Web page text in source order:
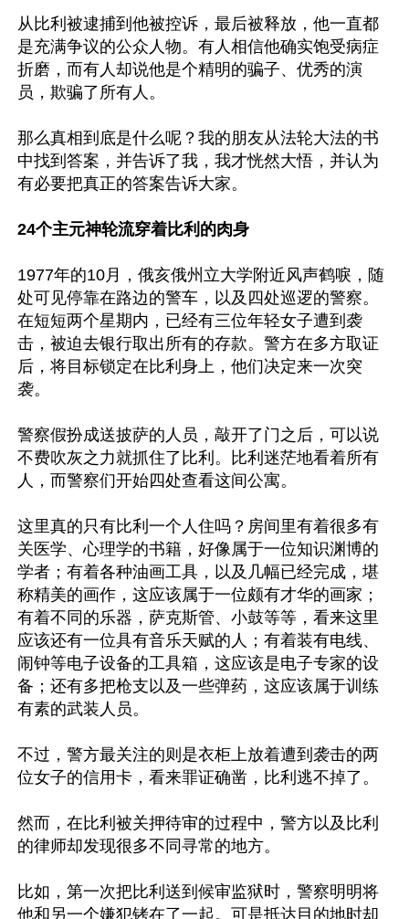
从比利被逮捕到他被控诉，最后被释放，他一直都
是充满争议的公众人物。有人相信他确实饱受病症
折磨，而有人却说他是个精明的骗子、优秀的演
员，欺骗了所有人。
那么真相到底是什么呢？我的朋友从法轮大法的书
中找到答案，并告诉了我，我才恍然大悟，并认为
有必要把真正的答案告诉大家。
24个主元神轮流穿着比利的肉身
1977年的10月，俄亥俄州立大学附近风声鹤唳，随
处可见停靠在路边的警车，以及四处巡逻的警察。
在短短两个星期内，已经有三位年轻女子遭到袭
击，被迫去银行取出所有的存款。警方在多方取证
后，将目标锁定在比利身上，他们决定来一次突
袭。
警察假扮成送披萨的人员，敲开了门之后，可以说
不费吹灰之力就抓住了比利。比利迷茫地看着所有
人，而警察们开始四处查看这间公寓。
这里真的只有比利一个人住吗？房间里有着很多有
关医学、心理学的书籍，好像属于一位知识渊博的
学者；有着各种油画工具，以及几幅已经完成，堪
称精美的画作，这应该属于一位颇有才华的画家；
有着不同的乐器，萨克斯管、小鼓等等，看来这里
应该还有一位具有音乐天赋的人；有着装有电线、
闹钟等电子设备的工具箱，这应该是电子专家的设
备；还有多把枪支以及一些弹药，这应该属于训练
有素的武装人员。
不过，警方最关注的则是衣柜上放着遭到袭击的两
位女子的信用卡，看来罪证确凿，比利逃不掉了。
然而，在比利被关押待审的过程中，警方以及比利
的律师却发现很多不同寻常的地方。
比如，第一次把比利送到候审监狱时，警察明明将
他和另一个嫌犯铐在了一起。可是抵达目的地时却